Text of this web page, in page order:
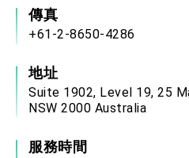
傳真
+61-2-8650-4286
地址
Suite 1902, Level 19, 25
NSW 2000 Australia
服務時間